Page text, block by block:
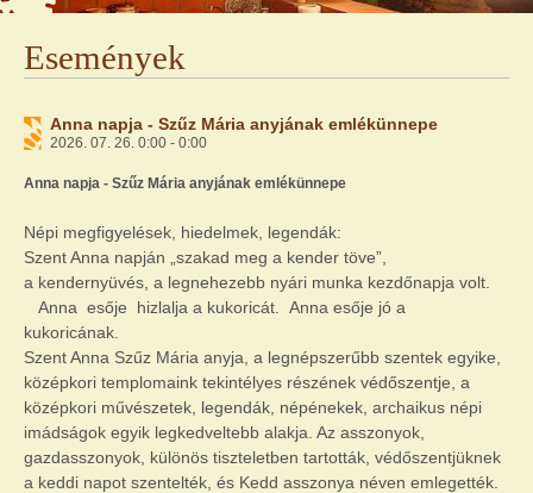
Események
Anna napja - Szűz Mária anyjának emlékünnepe
2026. 07. 26. 0:00 - 0:00
Anna napja - Szűz Mária anyjának emlékünnepe
Népi megfigyelések, hiedelmek, legendák:
Szent Anna napján „szakad meg a kender töve”,
a kendernyüvés, a legnehezebb nyári munka kezdőnapja volt.
Anna esője hizlalja a kukoricát. Anna esője jó a
kukoricának.
Szent Anna Szűz Mária anyja, a legnépszerűbb szentek egyike,
középkori templomaink tekintélyes részének védőszentje, a
középkori művészetek, legendák, népénekek, archaikus népi
imádságok egyik legkedveltebb alakja. Az asszonyok,
gazdasszonyok, különös tiszteletben tartották, védőszentjüknek
a keddi napot szentelték, és Kedd asszonya néven emlegették.